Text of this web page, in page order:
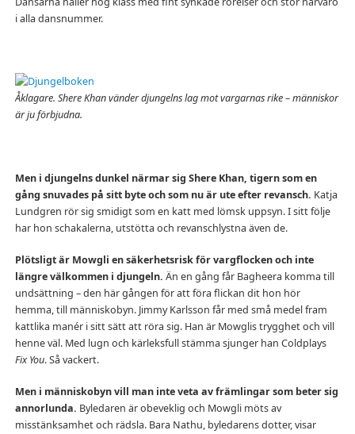
i alla dansnummer.
Åklagare. Shere Khan vänder djungelns lag mot vargarnas rike – människor
är ju förbjudna.
Men i djungelns dunkel närmar sig Shere Khan, tigern som en
gång snuvades på sitt byte och som nu är ute efter revansch. Katja
Lundgren rör sig smidigt som en katt med lömsk uppsyn. I sitt följe
har hon schakalerna, utstötta och revanschlystna även de.
Plötsligt är Mowgli en säkerhetsrisk för vargflocken och inte
längre välkommen i djungeln. Än en gång får Bagheera komma till
undsättning – den här gången för att föra flickan dit hon hör
hemma, till människobyn. Jimmy Karlsson får med små medel fram
kattlika manér i sitt sätt att röra sig. Han är Mowglis trygghet och vill
henne väl. Med lugn och kärleksfull stämma sjunger han Coldplays
Fix You. Så vackert.
Men i människobyn vill man inte veta av främlingar som beter sig
annorlunda. Byledaren är obeveklig och Mowgli möts av
misstänksamhet och rädsla. Bara Nathu, byledarens dotter, visar